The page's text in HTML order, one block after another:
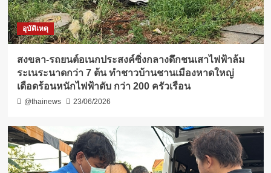
อุบัติเหตุ
สงขลา-รถยนต์อเนกประสงค์ซิ่งกลางดึกชนเสาไฟฟ้าล้ม
ระเนระนาดกว่า 7 ต้น ทำชาวบ้านชานเมืองหาดใหญ่
เดือดร้อนหนักไฟฟ้าดับ กว่า 200 ครัวเรือน
@thainews 23/06/2026